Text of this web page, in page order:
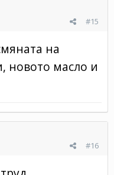
#15
на
новото масло и
#16